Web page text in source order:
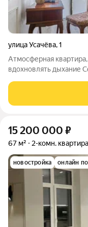
улица Усачёва,1
Атмосферная
вдохновлять дыхание Северной
панорамные окна
гардеробная со
15 200 000 ₽
67 м² 2-комн. квартира
новостройка онлайн